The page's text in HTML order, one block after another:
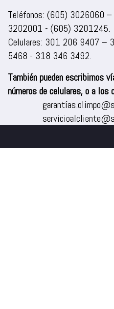
Teléfonos: (605) 3026060 –
3202001 - (605) 3201245.
Celulares: 301 206 9407 –
5468 - 318 346 3492.
También pueden escribirnos
números de celulares, o a los